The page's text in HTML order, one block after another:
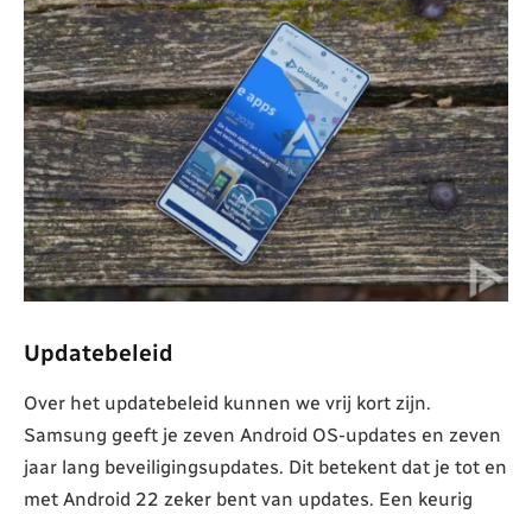
Updatebeleid
Over het updatebeleid kunnen we vrij kort zijn.
Samsung geeft je zeven Android OS-updates en zeven
jaar lang beveiligingsupdates. Dit betekent dat je tot en
met Android 22 zeker bent van updates. Een keurig